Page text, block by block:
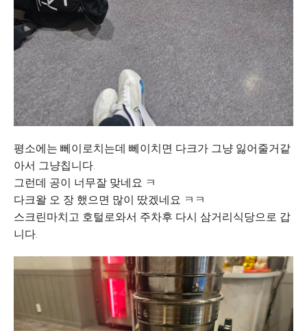
평소에는 뻬이로치는데 뻬이치면 다크가 그냥 잃어줄거같
아서 그냥칩니다.
그런데 공이 너무잘 맞네요 ㅋ
다크왈 오 장 했으면 많이 땄겠네요 ㅋㅋ
스크린마치고 호털로와서 주차후 다시 삼거리식당으로 갑
니다.